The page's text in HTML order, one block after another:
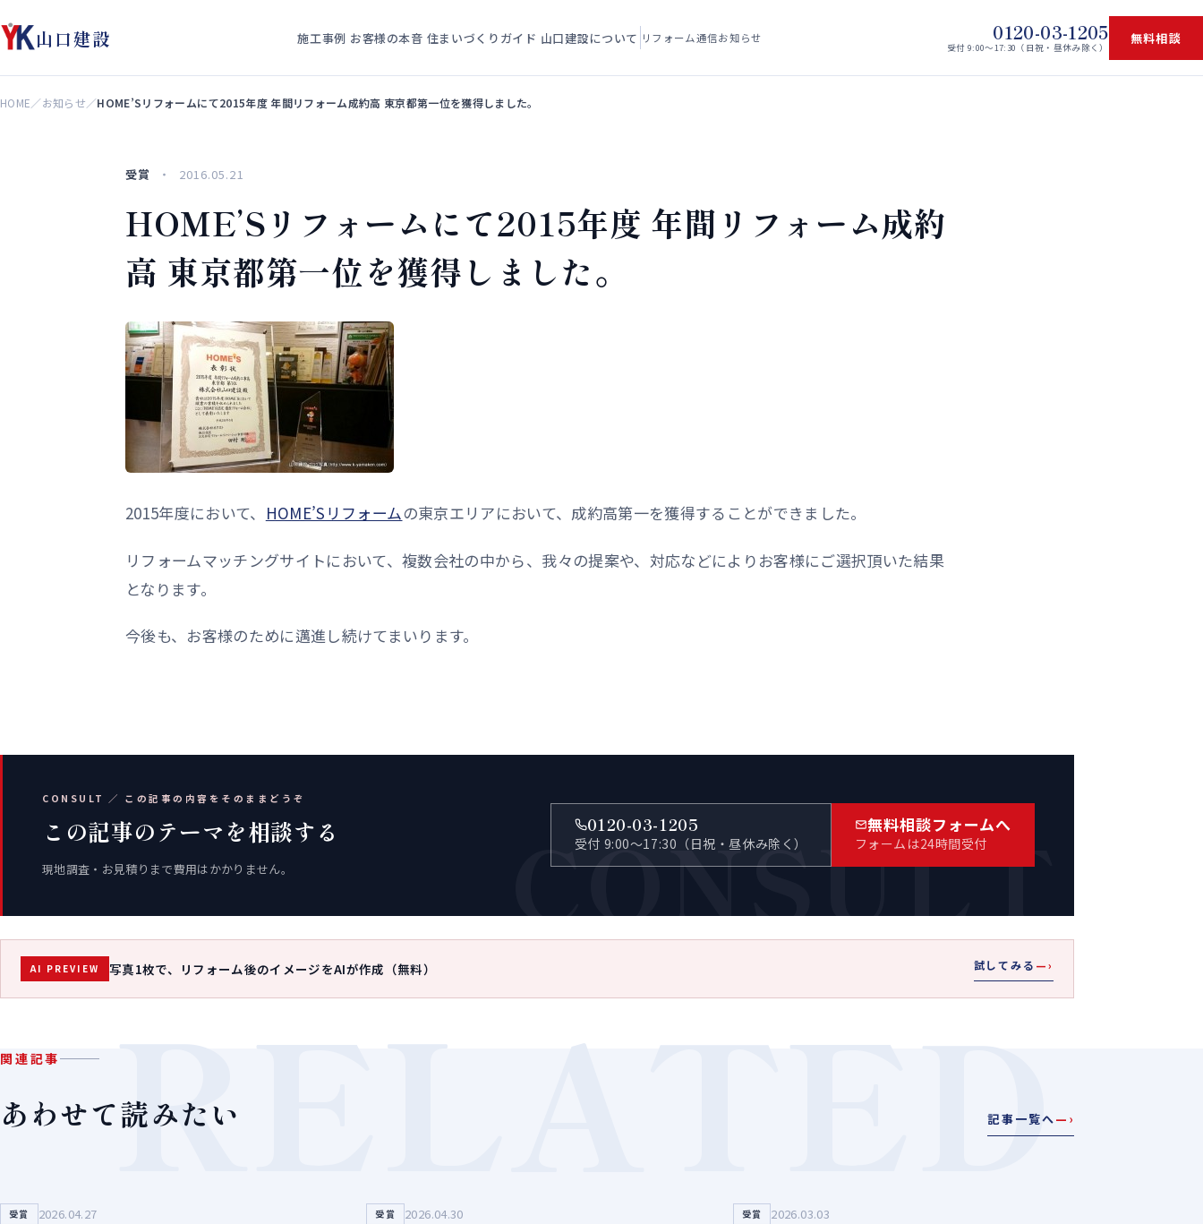
山口建設 施工事例 お客様の本音 住まいづくりガイド 山口建設について リフォーム通信お知らせ 0120-03-1205
受付 9:00〜17:30（日祝・昼休み除く）
無料相談
HOME／お知らせ／HOME’Sリフォームにて2015年度 年間リフォーム成約高 東京都第一位を獲得しました。
受賞 2016.05.21
HOME’Sリフォームにて2015年度 年間リフォーム成約
高 東京都第一位を獲得しました。
2015年度において、 HOME’Sリフォームの東京エリアにおいて、成約高第一を獲得することができました。
リフォームマッチングサイトにおいて、複数会社の中から、我々の提案や、対応などによりお客様にご選択頂いた結果
となります。
今後も、お客様のために邁進し続けてまいります。
CONSULT
CONSULT ／ この記事の内容をそのままどうぞ
この記事のテーマを相談する
現地調査・お見積りまで費用はかかりません。
0120-03-1205
受付 9:00〜17:30（日祝・昼休み除く）
無料相談フォームへ
フォームは24時間受付
AI PREVIEW 写真1枚で、リフォーム後のイメージをAIが作成（無料） 試してみる —›
RELATED
関連記事
あわせて読みたい 記事一覧へ—›
受賞 2026.04.27 受賞 2026.04.30 受賞 2026.03.03